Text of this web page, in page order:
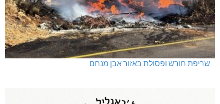
שריפת חורש ופסולת באזור אבן מנחם